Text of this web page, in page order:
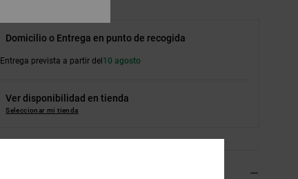
Domicilio o Entrega en punto de recogida
Entrega prevista a partir del10 agosto
Ver disponibilidad en tienda
Seleccionar mi tienda